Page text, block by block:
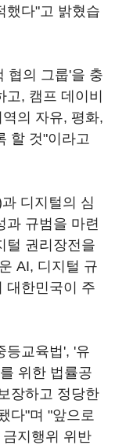
했다"고 밝혔습
협의 그룹'을 충
, 캠프 데이비
의 자유, 평화,
할 것"이라고
디지털의 심
과 규범을 마련
털 권리장전을
AI, 디지털 규
대한민국이 주
등교육법', '유
위한 법률공
장하고 정당한
다"며 "앞으로
지행위 위반